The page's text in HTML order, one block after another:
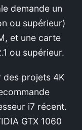
demande un
ou supérieur)
et une carte
ou supérieur.
projets 4K
i7 récent.
GTX 1060